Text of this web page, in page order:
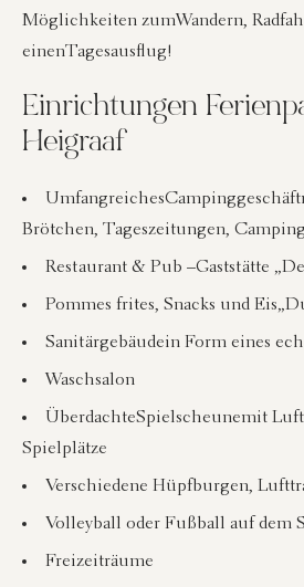
Möglichkeiten zumWandern,
einenTagesausflug!
Einrichtungen
Heigraaf
UmfangreichesCampinggeschäft
Brötchen, Tageszeitungen,
Restaurant & Pub –Gaststätte
Pommes frites, Snacks und Eis
Sanitärgebäudein Form eines
Waschsalon
ÜberdachteSpielscheunemit
Spielplätze
Verschiedene Hüpfburgen,
Volleyball oder Fußball auf dem
Freizeiträume